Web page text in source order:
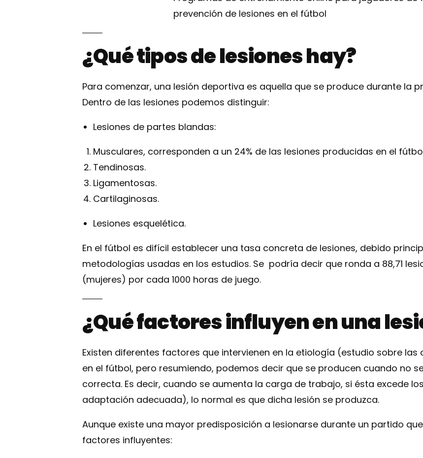
prevención de lesiones en el fútbol
¿Qué tipos de lesiones hay?
Para comenzar, una lesión deportiva es aquella que se produce durante la
Dentro de las lesiones podemos distinguir:
Lesiones de partes blandas:
Musculares, corresponden a un 24% de las lesiones producidas en el
Tendinosas.
Ligamentosas.
Cartilaginosas.
Lesiones esquelética.
En el fútbol es difícil establecer una tasa concreta de lesiones, debido
metodologías usadas en los estudios. Se podría decir que ronda a 88,71
(mujeres) por cada 1000 horas de juego.
¿Qué factores influyen en una
Existen diferentes factores que intervienen en la etiología (estudio sobre
en el fútbol, pero resumiendo, podemos decir que se producen cuando no
correcta. Es decir, cuando se aumenta la carga de trabajo, si ésta excede
adaptación adecuada), lo normal es que dicha lesión se produzca.
Aunque existe una mayor predisposición a lesionarse durante un partido
factores influyentes: